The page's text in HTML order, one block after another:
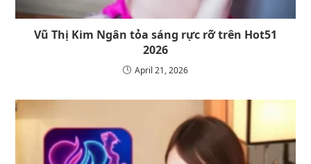
Vũ Thị Kim Ngân tỏa sáng rực rỡ trên Hot51
2026
April 21, 2026